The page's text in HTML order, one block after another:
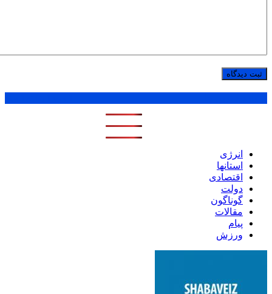
انرژی
استانها
اقتصادی
دولت
گوناگون
مقالات
پیام
ورزش